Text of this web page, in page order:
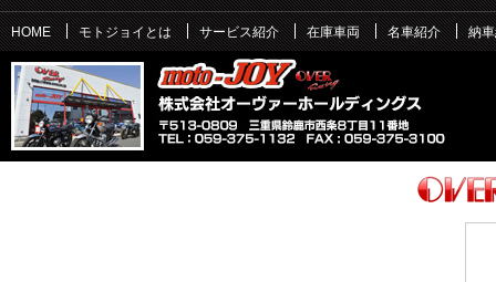
HOME モトジョイとは サービス紹介 在庫車両 名車紹介 納